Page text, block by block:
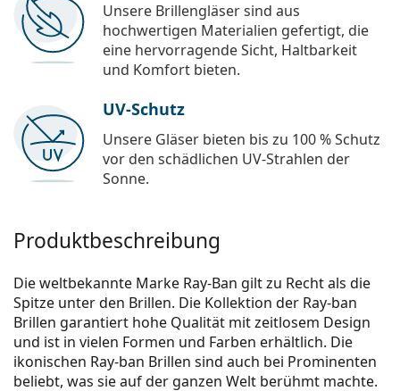
Unsere Brillengläser sind aus
hochwertigen Materialien gefertigt, die
eine hervorragende Sicht, Haltbarkeit
und Komfort bieten.
UV-Schutz
Unsere Gläser bieten bis zu 100 % Schutz
vor den schädlichen UV-Strahlen der
Sonne.
Produktbeschreibung
Die weltbekannte Marke Ray-Ban gilt zu Recht als die
Spitze unter den Brillen. Die Kollektion der Ray-ban
Brillen garantiert hohe Qualität mit zeitlosem Design
und ist in vielen Formen und Farben erhältlich. Die
ikonischen Ray-ban Brillen sind auch bei Prominenten
beliebt, was sie auf der ganzen Welt berühmt machte.